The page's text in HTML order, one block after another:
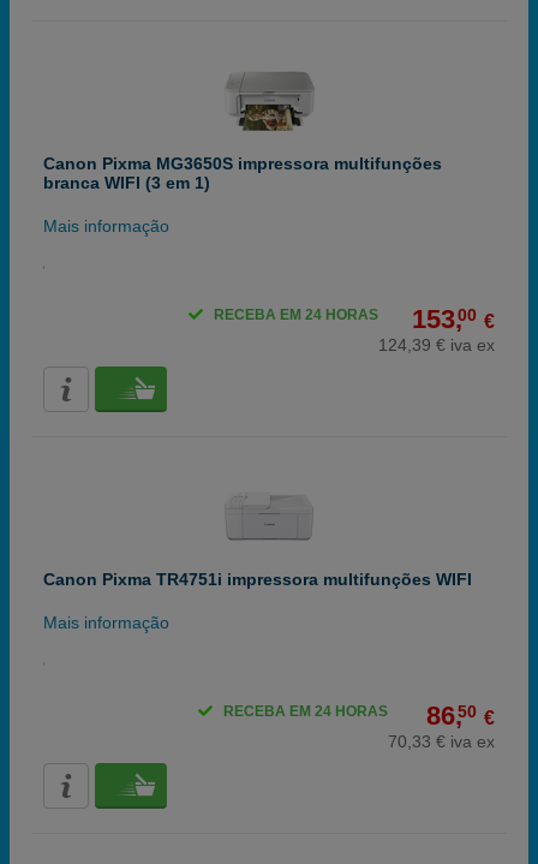
Canon Pixma MG3650S impressora multifunções
branca WIFI (3 em 1)
Mais informação
153,00 €
124,39 € iva ex
RECEBA EM 24 HORAS
Canon Pixma TR4751i impressora multifunções WIFI
Mais informação
86,50 €
70,33 € iva ex
RECEBA EM 24 HORAS